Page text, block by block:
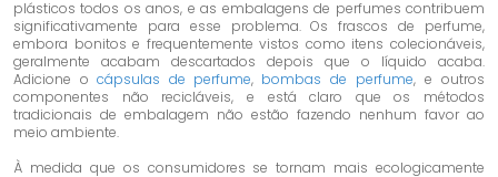
plásticos todos os anos, e as embalagens de perfumes contribuem
significativamente para esse problema. Os frascos de perfume,
embora bonitos e frequentemente vistos como itens colecionáveis,
geralmente acabam descartados depois que o líquido acaba.
Adicione o cápsulas de perfume, bombas de perfume, e outros
componentes não recicláveis, e está claro que os métodos
tradicionais de embalagem não estão fazendo nenhum favor ao
meio ambiente.
À medida que os consumidores se tornam mais ecologicamente